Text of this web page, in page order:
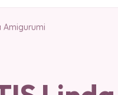
Amigurumi